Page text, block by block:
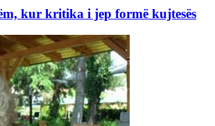
kur kritika i jep formë kujtesës